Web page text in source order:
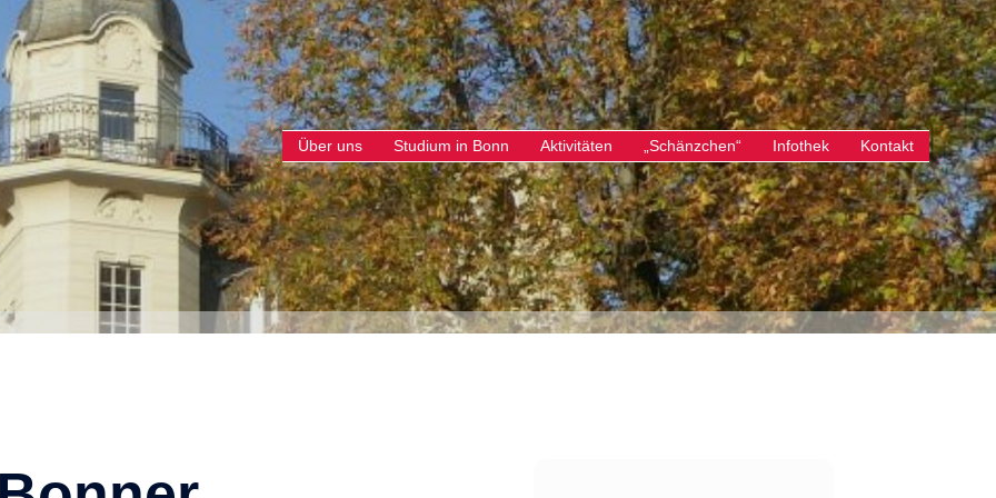
Über uns Studium in Bonn Aktivitäten „Schänzchen“ Infothek Kontakt